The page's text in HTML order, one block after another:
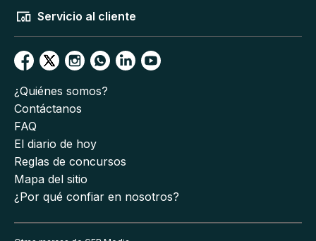
Servicio al cliente
¿Quiénes somos?
Contáctanos
FAQ
El diario de hoy
Reglas de concursos
Mapa del sitio
¿Por qué confiar en nosotros?